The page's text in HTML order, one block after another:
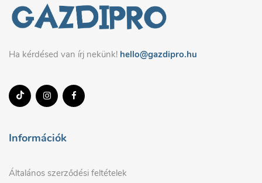
Ha kérdésed van írj nekünk! hello@gazdipro.hu
Információk
Általános szerződési feltételek